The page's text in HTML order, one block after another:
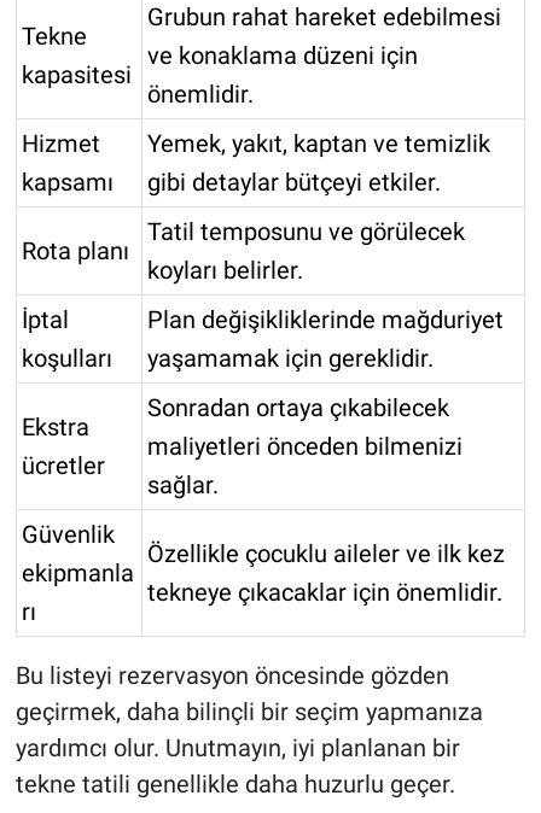
Tekne
kapasitesi
Grubun rahat hareket edebilmesi
ve konaklama düzeni için
önemlidir.
Hizmet
kapsamı
Yemek, yakıt, kaptan ve temizlik
gibi detaylar bütçeyi etkiler.
Rota planı
Tatil temposunu ve görülecek
koyları belirler.
İptal
koşulları
Plan değişikliklerinde mağduriyet
yaşamamak için gereklidir.
Ekstra
ücretler
Sonradan ortaya çıkabilecek
maliyetleri önceden bilmenizi
sağlar.
Güvenlik
ekipmanla
rı
Özellikle çocuklu aileler ve ilk kez
tekneye çıkacaklar için önemlidir.
Bu listeyi rezervasyon öncesinde gözden
geçirmek, daha bilinçli bir seçim yapmanıza
yardımcı olur. Unutmayın, iyi planlanan bir
tekne tatili genellikle daha huzurlu geçer.